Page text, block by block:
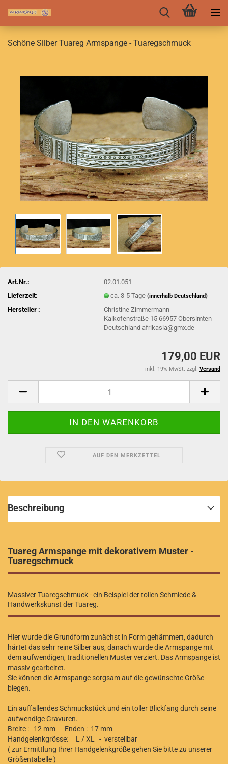
Schöne Silber Tuareg Armspange - Tuaregschmuck
Art.Nr.:
02.01.051
Lieferzeit:
ca. 3-5 Tage(innerhalb Deutschland)
Hersteller :
Christine Zimmermann
Kalkofenstraße 15 66957 Obersimten
Deutschland afrikasia@gmx.de
179,00 EUR
inkl. 19% MwSt. zzgl. Versand
AUF DEN MERKZETTEL
Beschreibung
Tuareg Armspange mit dekorativem Muster -
Tuaregschmuck
Massiver Tuaregschmuck - ein Beispiel der tollen Schmiede &
Handwerkskunst der Tuareg.
Hier wurde die Grundform zunächst in Form gehämmert, dadurch
härtet das sehr reine Silber aus, danach wurde die Armspange mit
dem aufwendigen, traditionellen Muster verziert. Das Armspange ist
massiv gearbeitet.
Sie können die Armspange sorgsam auf die gewünschte Größe
biegen.
Ein auffallendes Schmuckstück und ein toller Blickfang durch seine
aufwendige Gravuren.
Breite : 12 mm Enden : 17 mm
Handgelenkgrösse: L / XL - verstellbar
( zur Ermittlung Ihrer Handgelenkgröße gehen Sie bitte zu unserer
Größentabelle )